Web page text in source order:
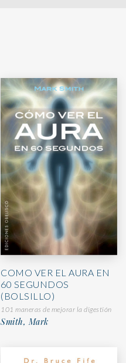
COMO VER EL AURA EN
60 SEGUNDOS
(BOLSILLO)
101 maneras de mejorar la digestión
Smith, Mark